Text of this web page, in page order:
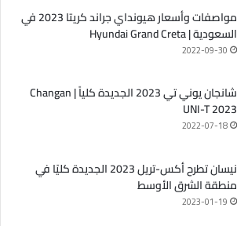
مواصفات وأسعار هيونداي جراند كريتا 2023 في
السعودية | Hyundai Grand Creta
2022-09-30
شانجان يوني تي 2023 الجديدة كلياً | Changan
UNI-T 2023
2022-07-18
نيسان تطرح أكس-تريل 2023 الجديدة كليًا في
منطقة الشرق الأوسط
2023-01-19